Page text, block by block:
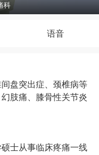
科
语音
盘突出症、颈椎病等
肢痛、膝骨性关节炎
士从事临床疼痛一线